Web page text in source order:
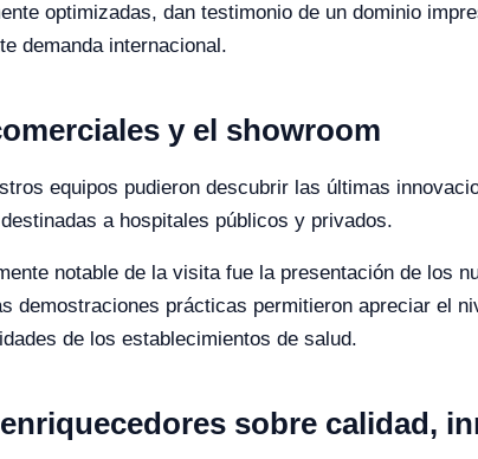
optimizadas, dan testimonio de un dominio
demanda internacional.
y el showroom
equipos pudieron descubrir las últimas
a hospitales públicos y privados.
notable de la visita fue la presentación de los
demostraciones prácticas permitieron apreciar el
de los establecimientos de salud.
sobre calidad,